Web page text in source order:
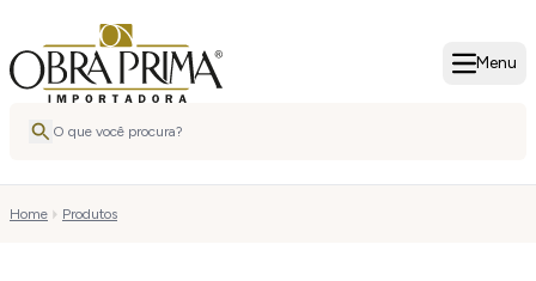
Menu
Home Produtos